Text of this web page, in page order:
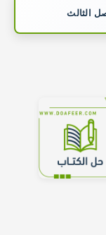
الثالث